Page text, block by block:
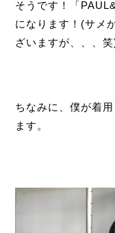
そうです！「
になります！(サメ
ざいますが、、、笑
ちなみに、僕が着
ます。